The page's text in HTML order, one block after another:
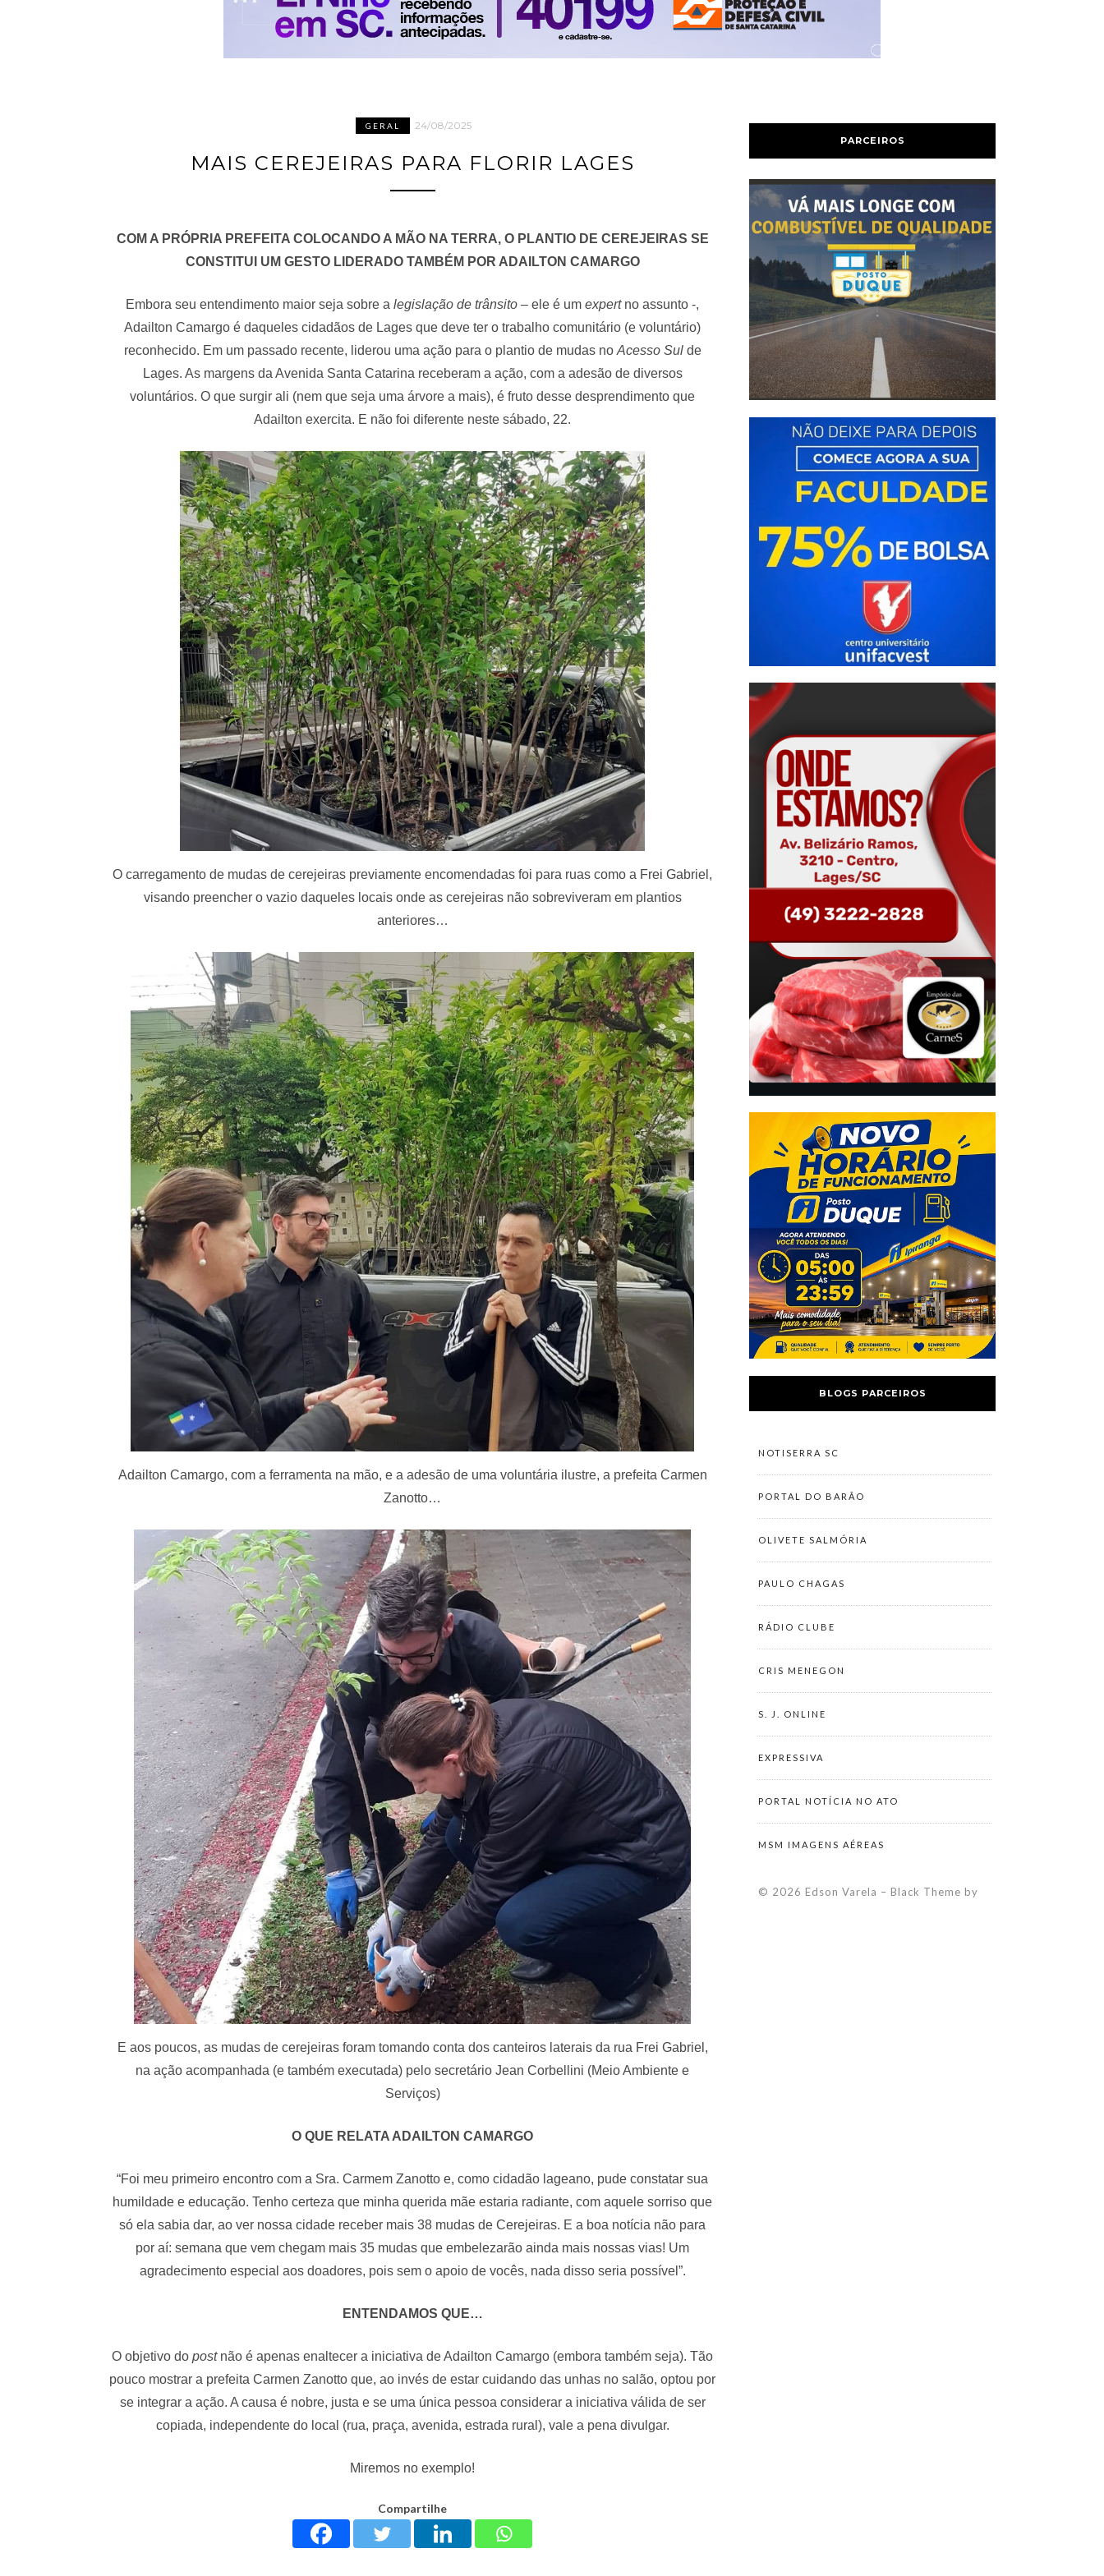
GERAL 24/08/2025
MAIS CEREJEIRAS PARA FLORIR LAGES
COM A PRÓPRIA PREFEITA COLOCANDO A MÃO NA TERRA, O PLANTIO DE CEREJEIRAS SE
CONSTITUI UM GESTO LIDERADO TAMBÉM POR ADAILTON CAMARGO
Embora seu entendimento maior seja sobre a legislação de trânsito – ele é um expertno assunto -,
Adailton Camargo é daqueles cidadãos de Lages que deve ter o trabalho comunitário (e voluntário)
reconhecido. Em um passado recente, liderou uma ação para o plantio de mudas no Acesso Sul de
Lages. As margens da Avenida Santa Catarina receberam a ação, com a adesão de diversos
voluntários. O que surgir ali (nem que seja uma árvore a mais), é fruto desse desprendimento que
Adailton exercita. E não foi diferente neste sábado, 22.
O carregamento de mudas de cerejeiras previamente encomendadas foi para ruas como a Frei Gabriel,
visando preencher o vazio daqueles locais onde as cerejeiras não sobreviveram em plantios
anteriores…
Adailton Camargo, com a ferramenta na mão, e a adesão de uma voluntária ilustre, a prefeita Carmen
Zanotto…
E aos poucos, as mudas de cerejeiras foram tomando conta dos canteiros laterais da rua Frei Gabriel,
na ação acompanhada (e também executada) pelo secretário Jean Corbellini (Meio Ambiente e
Serviços)
O QUE RELATA ADAILTON CAMARGO
“Foi meu primeiro encontro com a Sra. Carmem Zanotto e, como cidadão lageano, pude constatar sua
humildade e educação. Tenho certeza que minha querida mãe estaria radiante, com aquele sorriso que
só ela sabia dar, ao ver nossa cidade receber mais 38 mudas de Cerejeiras. E a boa notícia não para
por aí: semana que vem chegam mais 35 mudas que embelezarão ainda mais nossas vias! Um
agradecimento especial aos doadores, pois sem o apoio de vocês, nada disso seria possível”.
ENTENDAMOS QUE…
O objetivo do post não é apenas enaltecer a iniciativa de Adailton Camargo (embora também seja). Tão
pouco mostrar a prefeita Carmen Zanotto que, ao invés de estar cuidando das unhas no salão, optou por
se integrar a ação. A causa é nobre, justa e se uma única pessoa considerar a iniciativa válida de ser
copiada, independente do local (rua, praça, avenida, estrada rural), vale a pena divulgar.
Miremos no exemplo!
Compartilhe
PARCEIROS
BLOGS PARCEIROS
NOTISERRA SC
PORTAL DO BARÃO
OLIVETE SALMÓRIA
PAULO CHAGAS
RÁDIO CLUBE
CRIS MENEGON
S. J. ONLINE
EXPRESSIVA
PORTAL NOTÍCIA NO ATO
MSM IMAGENS AÉREAS
© 2026 Edson Varela – Black Theme by